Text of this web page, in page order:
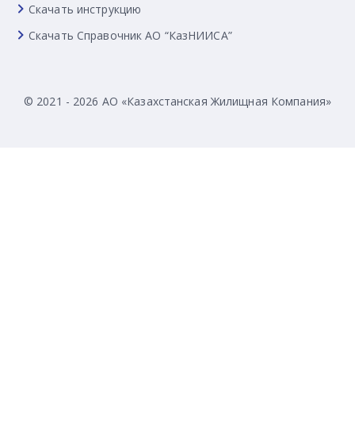
Скачать инструкцию
Скачать Справочник АО “КазНИИСА”
© 2021 - 2026 АО «Казахстанская Жилищная Компания»